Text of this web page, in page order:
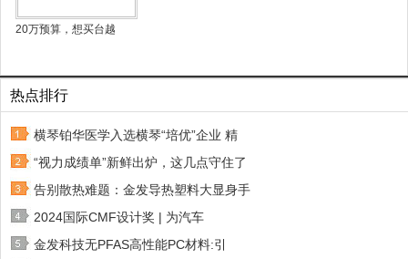
20万预算，想买台越
热点排行
横琴铂华医学入选横琴“培优”企业 精
“视力成绩单”新鲜出炉，这几点守住了
告别散热难题：金发导热塑料大显身手
2024国际CMF设计奖 | 为汽车
金发科技无PFAS高性能PC材料:引